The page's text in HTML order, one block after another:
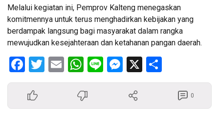
Melalui kegiatan ini, Pemprov Kalteng menegaskan
komitmennya untuk terus menghadirkan kebijakan yang
berdampak langsung bagi masyarakat dalam rangka
mewujudkan kesejahteraan dan ketahanan pangan daerah.
Facebook
Twitter
EmailWhatsApp
LineMessenger
X
0